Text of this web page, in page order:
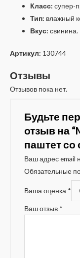
Класс: супер-
Тип: влажный
Вкус: свинина.
Артикул: 130744
Отзывы
Отзывов пока нет.
Будьте
отзыв на
паштет со
Ваш адрес email
Обязательные
Ваша оценка *
Ваш отзыв *